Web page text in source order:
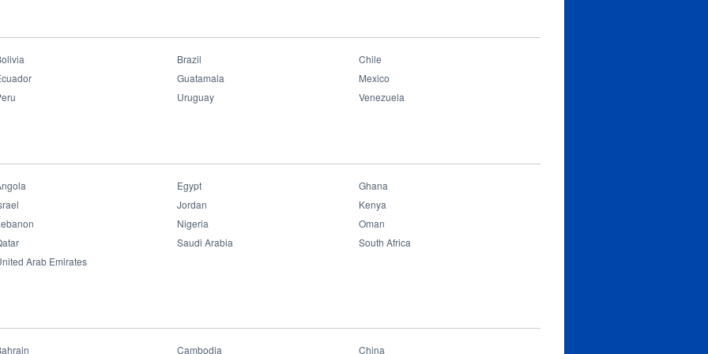
Brazil
Chile
Guatamala
Mexico
Uruguay Venezuela
Egypt
Ghana
Jordan
Kenya
Nigeria
Oman
Saudi Arabia
South Africa
Arab Emirates
Cambodia China